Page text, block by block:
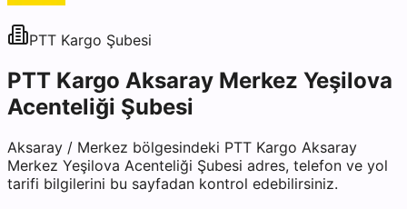
PTT Kargo Şubesi
PTT Kargo Aksaray Merkez Yeşilova
Acenteliği Şubesi
Aksaray / Merkez bölgesindeki PTT Kargo Aksaray
Merkez Yeşilova Acenteliği Şubesi adres, telefon ve yol
tarifi bilgilerini bu sayfadan kontrol edebilirsiniz.